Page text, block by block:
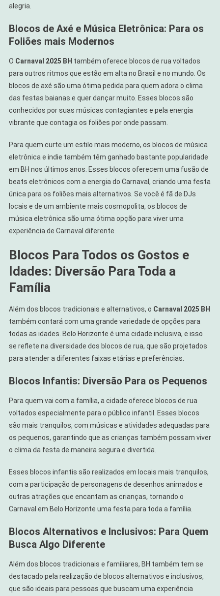
alegria.
Blocos de Axé e Música Eletrônica: Para os
Foliões mais Modernos
O Carnaval 2025 BH também oferece blocos de rua voltados
para outros ritmos que estão em alta no Brasil e no mundo. Os
blocos de axé são uma ótima pedida para quem adora o clima
das festas baianas e quer dançar muito. Esses blocos são
conhecidos por suas músicas contagiantes e pela energia
vibrante que contagia os foliões por onde passam.
Para quem curte um estilo mais moderno, os blocos de música
eletrônica e indie também têm ganhado bastante popularidade
em BH nos últimos anos. Esses blocos oferecem uma fusão de
beats eletrônicos com a energia do Carnaval, criando uma festa
única para os foliões mais alternativos. Se você é fã de DJs
locais e de um ambiente mais cosmopolita, os blocos de
música eletrônica são uma ótima opção para viver uma
experiência de Carnaval diferente.
Blocos Para Todos os Gostos e
Idades: Diversão Para Toda a
Família
Além dos blocos tradicionais e alternativos, o Carnaval 2025 BH
também contará com uma grande variedade de opções para
todas as idades. Belo Horizonte é uma cidade inclusiva, e isso
se reflete na diversidade dos blocos de rua, que são projetados
para atender a diferentes faixas etárias e preferências.
Blocos Infantis: Diversão Para os Pequenos
Para quem vai com a família, a cidade oferece blocos de rua
voltados especialmente para o público infantil. Esses blocos
são mais tranquilos, com músicas e atividades adequadas para
os pequenos, garantindo que as crianças também possam viver
o clima da festa de maneira segura e divertida.
Esses blocos infantis são realizados em locais mais tranquilos,
com a participação de personagens de desenhos animados e
outras atrações que encantam as crianças, tornando o
Carnaval em Belo Horizonte uma festa para toda a família.
Blocos Alternativos e Inclusivos: Para Quem
Busca Algo Diferente
Além dos blocos tradicionais e familiares, BH também tem se
destacado pela realização de blocos alternativos e inclusivos,
que são ideais para pessoas que buscam uma experiência